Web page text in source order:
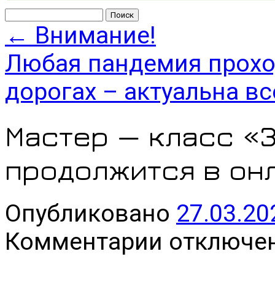
← Внимание!
Любая пандемия
дорогах – актуальна
Мастер — класс
продолжится в
Опубликовано
Комментарии
записи